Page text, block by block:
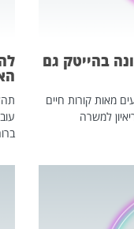
בהייטק גם
מאות קורות חיים
למשרה